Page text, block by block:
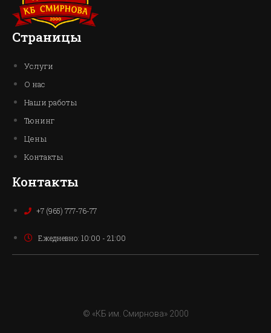
Страницы
Услуги
О нас
Наши работы
Тюнинг
Цены
Контакты
Контакты
+7 (965) 777-76-77
Ежедневно: 10:00 - 21:00
© «КБ им. Смирнова» 2000